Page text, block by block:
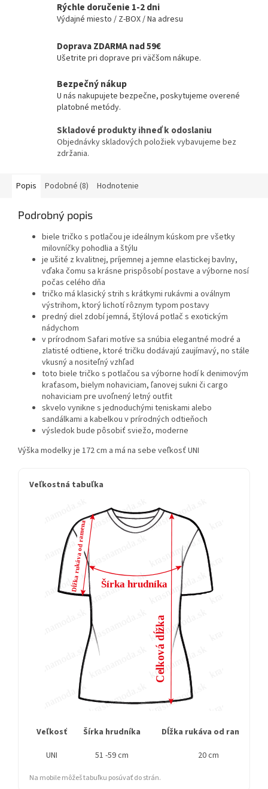
Rýchle doručenie 1-2 dni
Výdajné miesto / Z-BOX / Na adresu
Doprava ZDARMA nad 59€
Ušetrite pri doprave pri väčšom nákupe.
Bezpečný nákup
U nás nakupujete bezpečne, poskytujeme overené
platobné metódy.
Skladové produkty ihneď k odoslaniu
Objednávky skladových položiek vybavujeme bez
zdržania.
Popis Podobné (8) Hodnotenie
Podrobný popis
biele tričko s potlačou je ideálnym kúskom pre všetky
milovníčky pohodlia a štýlu
je ušité z kvalitnej, príjemnej a jemne elastickej bavlny,
vďaka čomu sa krásne prispôsobí postave a výborne nosí
počas celého dňa
tričko má klasický strih s krátkymi rukávmi a oválnym
výstrihom, ktorý lichotí rôznym typom postavy
predný diel zdobí jemná, štýlová potlač s exotickým
nádychom
v prírodnom Safari motíve sa snúbia elegantné modré a
zlatisté odtiene, ktoré tričku dodávajú zaujímavý, no stále
vkusný a nositeľný vzhľad
toto biele tričko s potlačou sa výborne hodí k denimovým
kraťasom, bielym nohaviciam, ľanovej sukni či cargo
nohaviciam pre uvoľnený letný outfit
skvelo vynikne s jednoduchými teniskami alebo
sandálkami a kabelkou v prírodných odtieňoch
výsledok bude pôsobiť sviežo, moderne
Výška modelky je 172 cm a má na sebe veľkosť UNI
Veľkostná tabuľka
Veľkosť Šírka hrudníka
Dĺžka rukáva od ramena
UNI
51 -59 cm 20 cm
Na mobile môžeš tabuľku posúvať do strán.